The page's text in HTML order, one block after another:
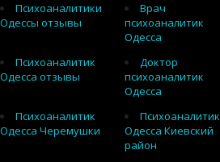
Психоаналитики
Одессы отзывы
Врач
психоаналитик
Одесса
Психоаналитик
Одесса отзывы
Доктор
психоаналитик
Одесса
Психоаналитик
Одесса Черемушки
Психоаналитик
Одесса Киевский
район